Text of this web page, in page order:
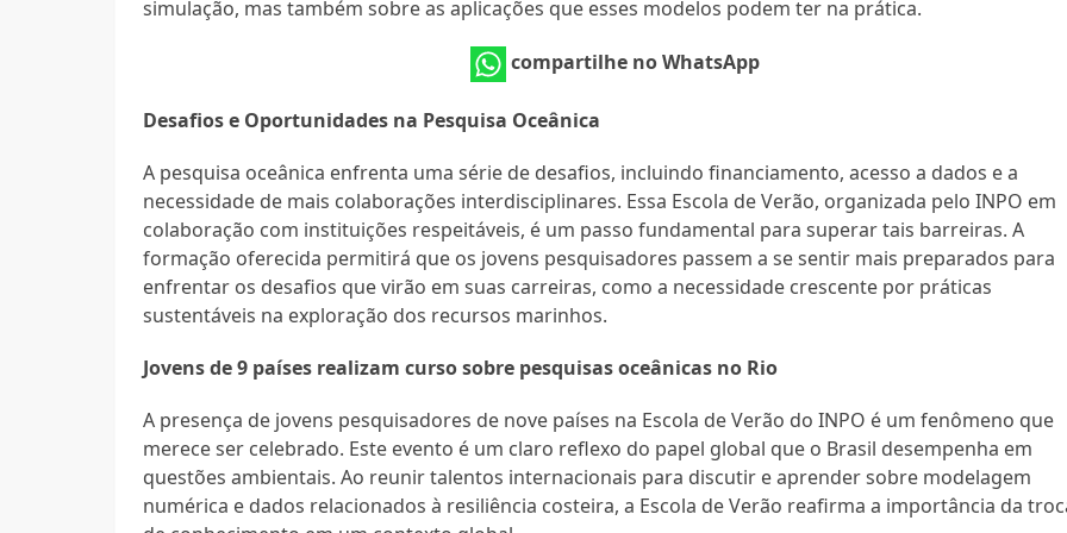
simulação, mas também sobre as aplicações que esses modelos podem ter na prática.
compartilhe no WhatsApp
Desafios e Oportunidades na Pesquisa Oceânica
A pesquisa oceânica enfrenta uma série de desafios, incluindo financiamento, acesso a dados e a
necessidade de mais colaborações interdisciplinares. Essa Escola de Verão, organizada pelo INPO em
colaboração com instituições respeitáveis, é um passo fundamental para superar tais barreiras. A
formação oferecida permitirá que os jovens pesquisadores passem a se sentir mais preparados para
enfrentar os desafios que virão em suas carreiras, como a necessidade crescente por práticas
sustentáveis na exploração dos recursos marinhos.
Jovens de 9 países realizam curso sobre pesquisas oceânicas no Rio
A presença de jovens pesquisadores de nove países na Escola de Verão do INPO é um fenômeno que
merece ser celebrado. Este evento é um claro reflexo do papel global que o Brasil desempenha em
questões ambientais. Ao reunir talentos internacionais para discutir e aprender sobre modelagem
numérica e dados relacionados à resiliência costeira, a Escola de Verão reafirma a importância da